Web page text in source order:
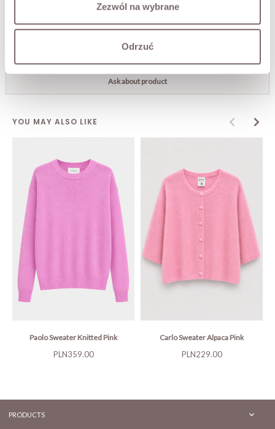
Zezwól na wybrane
Odrzuć
RETURNS
SHIPPING
Ask about product
YOU MAY ALSO LIKE
Paolo Sweater Knitted Pink
Price
PLN359.00
Carlo Sweater Alpaca Pink
Price
PLN229.00
PRODUCTS 